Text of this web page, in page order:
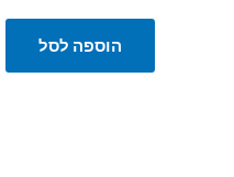
הוספה לסל